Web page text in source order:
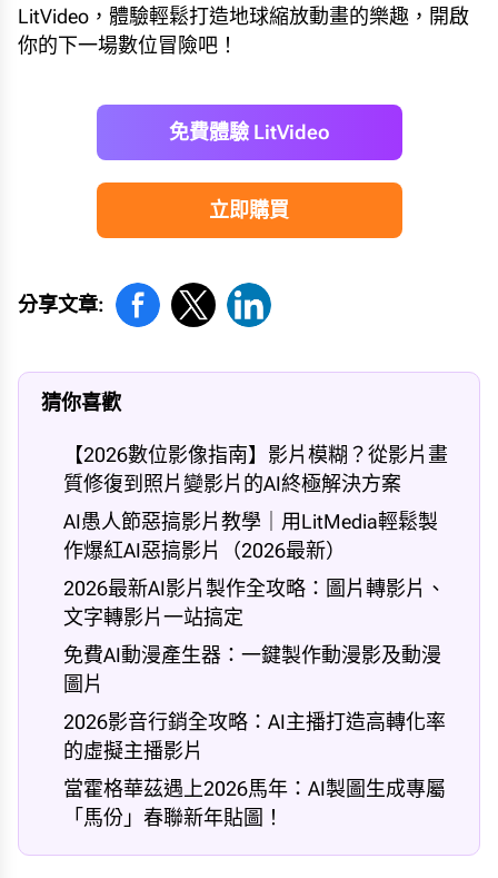
LitVideo，體驗輕鬆打造地球縮放動畫的樂趣，開啟
你的下一場數位冒險吧！
免費體驗 LitVideo
立即購買
分享文章:
猜你喜歡
【2026數位影像指南】影片模糊？從影片畫
質修復到照片變影片的AI終極解決方案
AI愚人節惡搞影片教學｜用LitMedia輕鬆製
作爆紅AI惡搞影片（2026最新）
2026最新AI影片製作全攻略：圖片轉影片、
文字轉影片一站搞定
免費AI動漫產生器：一鍵製作動漫影及動漫
圖片
2026影音行銷全攻略：AI主播打造高轉化率
的虛擬主播影片
當霍格華茲遇上2026馬年：AI製圖生成專屬
「馬份」春聯新年貼圖！